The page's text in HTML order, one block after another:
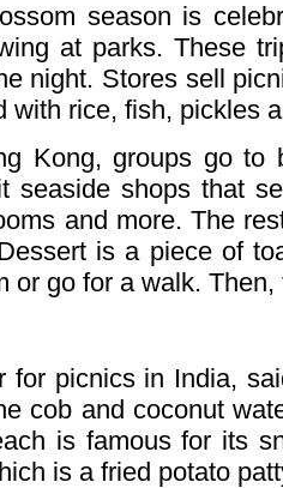
season is
at parks. These
night. Stores sell
with rice, fish, pickles
Kong, groups go to
seaside shops that
and more. The
is a piece of
or go for a walk.
for picnics in India,
cob and coconut
is famous for its
is a fried potato